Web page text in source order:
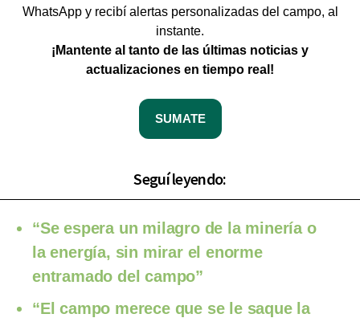
WhatsApp y recibí alertas personalizadas del campo, al
instante.
¡Mantente al tanto de las últimas noticias y
actualizaciones en tiempo real!
SUMATE
Seguí leyendo:
“Se espera un milagro de la minería o
la energía, sin mirar el enorme
entramado del campo”
“El campo merece que se le saque la